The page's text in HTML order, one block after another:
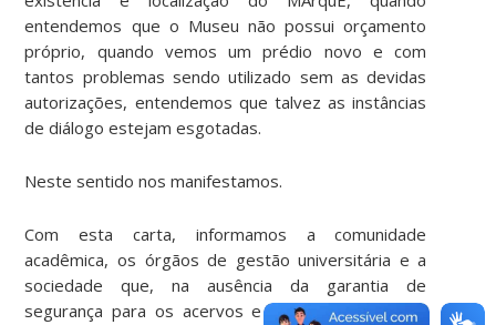
entendemos que o Museu não possui orçamento
próprio, quando vemos um prédio novo e com
tantos problemas sendo utilizado sem as devidas
autorizações, entendemos que talvez as instâncias
de diálogo estejam esgotadas.
Neste sentido nos manifestamos.
Com esta carta, informamos a comunidade
acadêmica, os órgãos de gestão universitária e a
sociedade que, na ausência da garantia de
segurança para os acervos e para as pessoas, a